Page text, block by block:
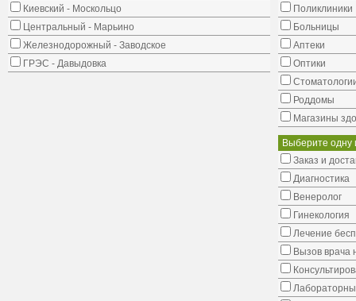
Киевский - Москольцо
Центральный - Марьино
Железнодорожный - Заводское
ГРЭС - Давыдовка
Поликлиники
Больницы
Аптеки
Оптики
Роддомы
Магазины
Выберите одну
Заказ и
Диагностика
Венеролог
Гинекология
Лечение
Вызов врача